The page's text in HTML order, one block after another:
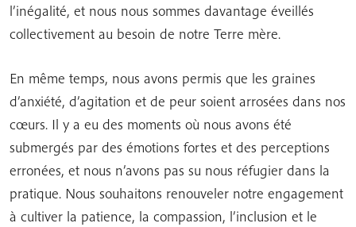
l’inégalité, et nous nous sommes davantage éveillés
collectivement au besoin de notre Terre mère.
En même temps, nous avons permis que les graines
d’anxiété, d’agitation et de peur soient arrosées dans nos
cœurs. Il y a eu des moments où nous avons été
submergés par des émotions fortes et des perceptions
erronées, et nous n’avons pas su nous réfugier dans la
pratique. Nous souhaitons renouveler notre engagement
à cultiver la patience, la compassion, l’inclusion et le